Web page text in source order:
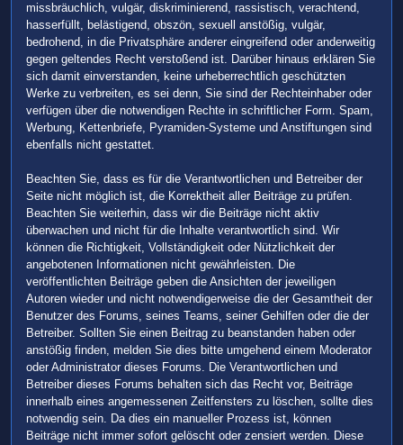
missbräuchlich, vulgär, diskriminierend, rassistisch, verachtend,
hasserfüllt, belästigend, obszön, sexuell anstößig, vulgär,
bedrohend, in die Privatsphäre anderer eingreifend oder anderweitig
gegen geltendes Recht verstoßend ist. Darüber hinaus erklären Sie
sich damit einverstanden, keine urheberrechtlich geschützten
Werke zu verbreiten, es sei denn, Sie sind der Rechteinhaber oder
verfügen über die notwendigen Rechte in schriftlicher Form. Spam,
Werbung, Kettenbriefe, Pyramiden-Systeme und Anstiftungen sind
ebenfalls nicht gestattet.
Beachten Sie, dass es für die Verantwortlichen und Betreiber der
Seite nicht möglich ist, die Korrektheit aller Beiträge zu prüfen.
Beachten Sie weiterhin, dass wir die Beiträge nicht aktiv
überwachen und nicht für die Inhalte verantwortlich sind. Wir
können die Richtigkeit, Vollständigkeit oder Nützlichkeit der
angebotenen Informationen nicht gewährleisten. Die
veröffentlichten Beiträge geben die Ansichten der jeweiligen
Autoren wieder und nicht notwendigerweise die der Gesamtheit der
Benutzer des Forums, seines Teams, seiner Gehilfen oder die der
Betreiber. Sollten Sie einen Beitrag zu beanstanden haben oder
anstößig finden, melden Sie dies bitte umgehend einem Moderator
oder Administrator dieses Forums. Die Verantwortlichen und
Betreiber dieses Forums behalten sich das Recht vor, Beiträge
innerhalb eines angemessenen Zeitfensters zu löschen, sollte dies
notwendig sein. Da dies ein manueller Prozess ist, können
Beiträge nicht immer sofort gelöscht oder zensiert werden. Diese